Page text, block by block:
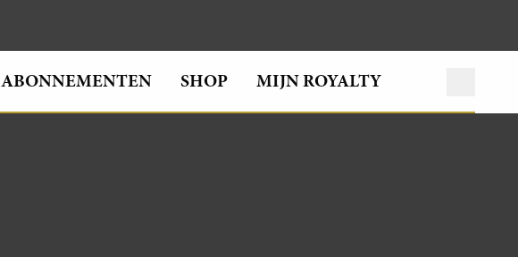
ABONNEMENTEN SHOP MIJN ROYALTY